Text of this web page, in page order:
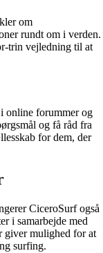
om
rundt om i verden.
trin vejledning til at
online forummer og
og få råd fra
for dem, der
CiceroSurf også
i samarbejde med
giver mulighed for at
surfing.